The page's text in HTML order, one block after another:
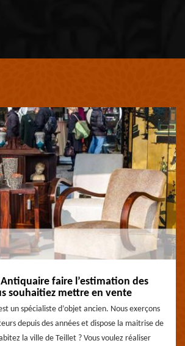
Antiquaire faire l’estimation des
souhaitiez mettre en vente
un spécialiste d’objet ancien. Nous exerçons
depuis des années et dispose la maitrise de
la ville de Teillet ? Vous voulez réaliser